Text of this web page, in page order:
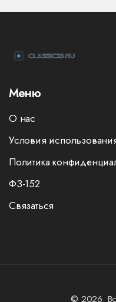
Меню
О нас
Условия
Политика
ФЗ-152
Связаться
© 2026.